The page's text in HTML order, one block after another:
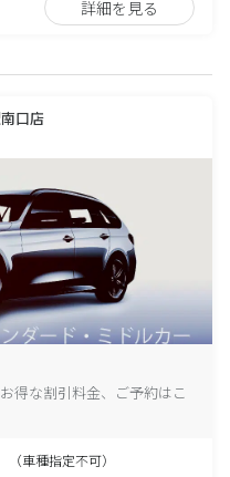
詳細を見る
口店
得な割引料金、ご予約はこ
車種指定不可）